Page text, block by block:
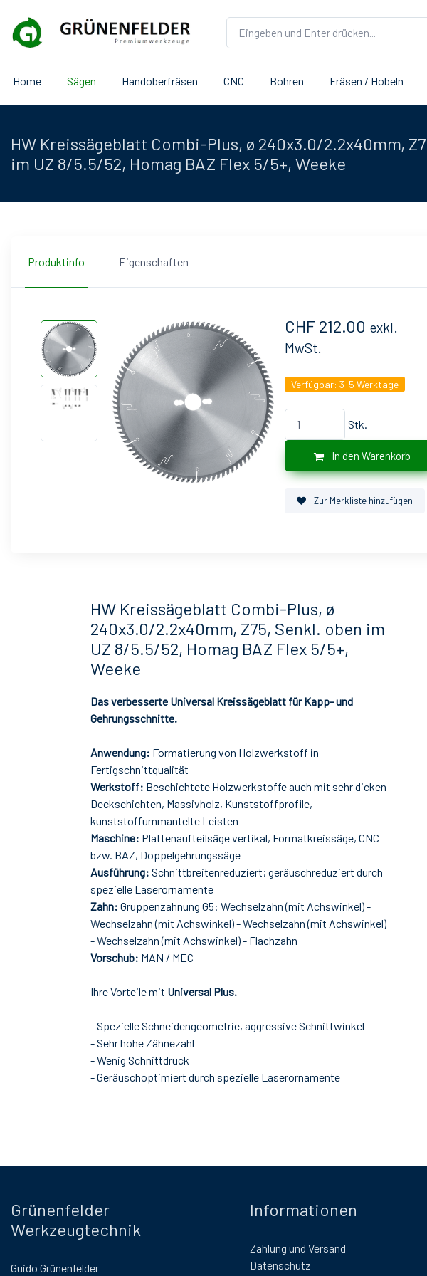
Home Sägen Handoberfräsen CNC Bohren Fräsen / Hobeln
HW Kreissägeblatt Combi-Plus, ø 240x3.0/2.2x40mm,
im UZ 8/5.5/52, Homag BAZ Flex 5/5+, Weeke
Produktinfo Eigenschaften
CHF 212.00 exkl.
MwSt.
Verfügbar:3-5 Werktage
Stk.
In den Warenkorb
Zur Merkliste hinzufügen
HW Kreissägeblatt Combi-Plus, ø
240x3.0/2.2x40mm, Z75, Senkl. oben im
UZ 8/5.5/52, Homag BAZ Flex 5/5+,
Weeke
Das verbesserte Universal Kreissägeblatt für Kapp- und
Gehrungsschnitte.
Anwendung: Formatierung von Holzwerkstoff in
Fertigschnittqualität
Werkstoff: Beschichtete Holzwerkstoffe auch mit sehr dicken
Deckschichten, Massivholz, Kunststoffprofile,
kunststoffummantelte Leisten
Maschine: Plattenaufteilsäge vertikal, Formatkreissäge, CNC
bzw. BAZ, Doppelgehrungssäge
Ausführung: Schnittbreitenreduziert; geräuschreduziert durch
spezielle Laserornamente
Zahn: Gruppenzahnung G5: Wechselzahn (mit Achswinkel) -
Wechselzahn (mit Achswinkel) - Wechselzahn (mit Achswinkel)
- Wechselzahn (mit Achswinkel) - Flachzahn
Vorschub: MAN / MEC
Ihre Vorteile mit Universal Plus.
- Spezielle Schneidengeometrie, aggressive Schnittwinkel
- Sehr hohe Zähnezahl
- Wenig Schnittdruck
- Geräuschoptimiert durch spezielle Laserornamente
Grünenfelder
Werkzeugtechnik
Guido Grünenfelder
Informationen
Zahlung und Versand
Datenschutz